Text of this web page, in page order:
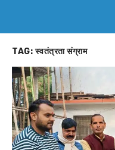
TAG:स्वतंत्रता संग्राम